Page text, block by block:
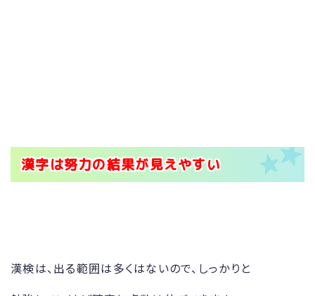
漢字は努力の結果が見えやすい
漢検は、出る範囲は多くはないので、しっかりと